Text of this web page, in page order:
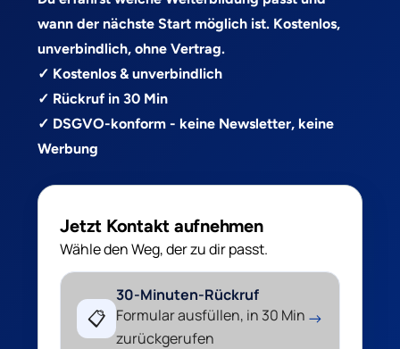
wann der nächste Start möglich ist. Kostenlos,
unverbindlich, ohne Vertrag.
✓ Kostenlos & unverbindlich
✓ Rückruf in 30 Min
✓ DSGVO-konform - keine Newsletter, keine
Werbung
Jetzt Kontakt aufnehmen
Wähle den Weg, der zu dir passt.
📋
30-Minuten-Rückruf
Formular ausfüllen, in 30 Min
zurückgerufen
→